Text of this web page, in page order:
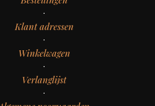
Klant adressen
Winkelwagen
Verlanglijst